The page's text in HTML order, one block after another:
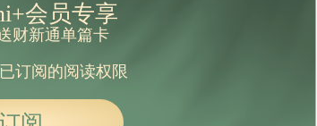
会员专享
财新通单篇卡
订阅的阅读权限